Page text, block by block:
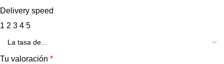
Delivery speed
1 2 3 4 5
Tu valoración *